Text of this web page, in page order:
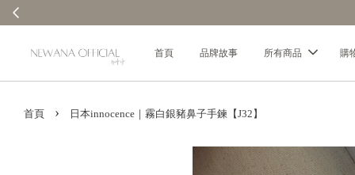
首頁 品牌故事 所有商品 購
首頁 › 日本innocence｜霧白銀豬鼻子手鍊【J32】